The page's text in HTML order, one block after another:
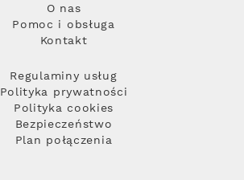
O nas
Pomoc i obsługa
Kontakt
Regulaminy usług
Polityka prywatności
Polityka cookies
Bezpieczeństwo
Plan połączenia